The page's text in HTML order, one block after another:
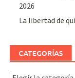
2026
La libertad de
CATEGORÍAS